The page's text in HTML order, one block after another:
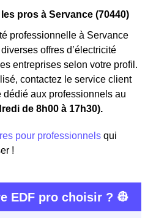
pros à Servance (70440)
professionnelle à Servance
offres d’électricité
entreprises selon votre profil.
contactez le service client
aux professionnels au
de 8h00 à 17h30).
pour professionnels qui
!
EDF pro choisir ? 👷